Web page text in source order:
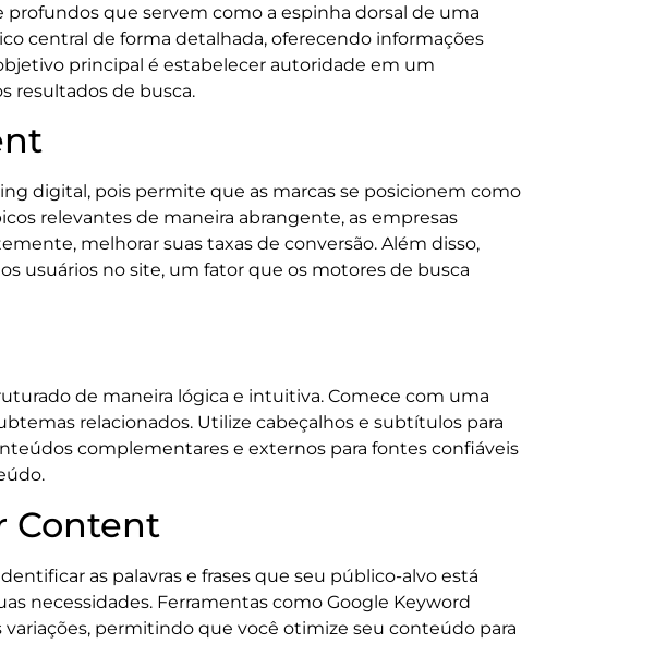
que servem como a espinha dorsal de uma
central de forma detalhada, oferecendo informações
principal é estabelecer autoridade em um
resultados de busca.
digital, pois permite que as marcas se posicionem como
relevantes de maneira abrangente, as empresas
melhorar suas taxas de conversão. Além disso,
usuários no site, um fator que os motores de busca
de maneira lógica e intuitiva. Comece com uma
relacionados. Utilize cabeçalhos e subtítulos para
complementares e externos para fontes confiáveis
Content
as palavras e frases que seu público-alvo está
necessidades. Ferramentas como Google Keyword
permitindo que você otimize seu conteúdo para